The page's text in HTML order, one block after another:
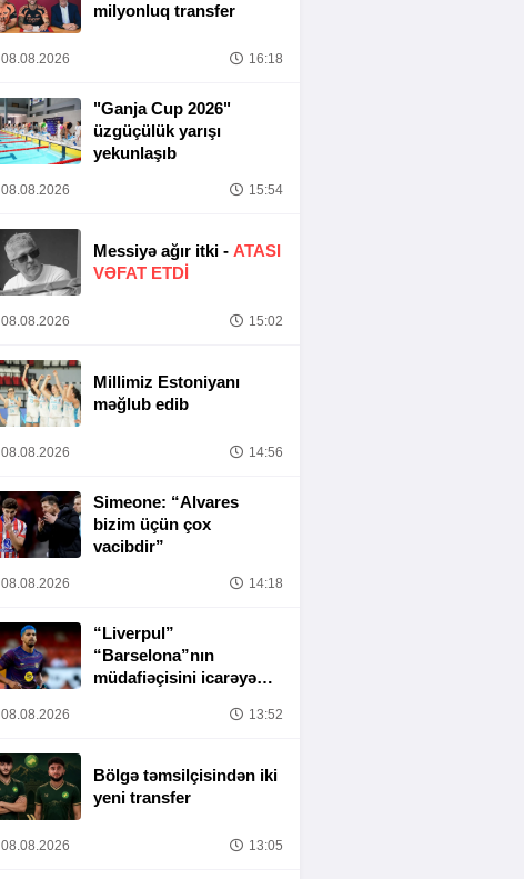
milyonluq transfer
08.08.2026 16:18
"Ganja Cup 2026"
üzgüçülük yarışı
yekunlaşıb
08.08.2026 15:54
Messiyə ağır itki - ATASI
VƏFAT ETDI
08.08.2026 15:02
Millimiz Estoniyanı
məğlub edib
08.08.2026 14:56
Simeone: “Alvares
bizim üçün çox
vacibdir”
08.08.2026 14:18
“Liverpul”
“Barselona”nın
müdafiəçisini icarəyə
08.08.2026 13:52
Bölgə təmsilçisindən iki
yeni transfer
08.08.2026 13:05